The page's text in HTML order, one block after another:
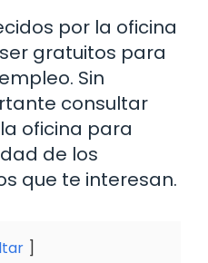
por la oficina
gratuitos para
Sin
consultar
oficina para
de los
que te interesan.